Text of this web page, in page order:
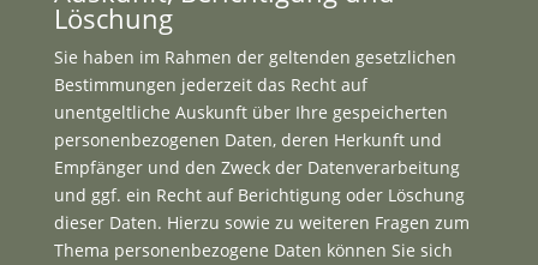
Löschung
Sie haben im Rahmen der geltenden gesetzlichen
Bestimmungen jederzeit das Recht auf
unentgeltliche Auskunft über Ihre gespeicherten
personenbezogenen Daten, deren Herkunft und
Empfänger und den Zweck der Datenverarbeitung
und ggf. ein Recht auf Berichtigung oder Löschung
dieser Daten. Hierzu sowie zu weiteren Fragen zum
Thema personenbezogene Daten können Sie sich